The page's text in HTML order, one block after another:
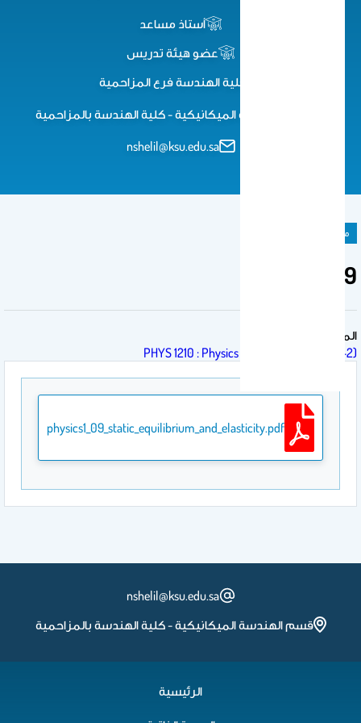
أستاذ مساعد
عضو هيئة تدريس
كلية الهندسة فرع المزاحمية
قسم الهندسة الميكانيكية - كلية الهندسة بالمزاحمية
nshelil@ksu.edu.sa
ملحق المادة الدراسية
Chapter 9
المقرر الدراسي
(PHYS 1210 : Physics for Engineers I 4(3-0-2
physics1_09_static_equilibrium_and_elasticity.pdf
nshelil@ksu.edu.sa
قسم الهندسة الميكانيكية - كلية الهندسة بالمزاحمية
الرئيسية